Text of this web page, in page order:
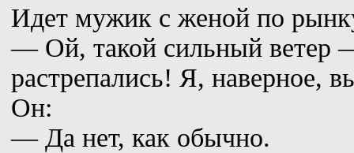
Идет мужик с женой по
— Ой, такой сильный ветер
растрепались! Я, наверное,
Он:
— Да нет, как обычно.